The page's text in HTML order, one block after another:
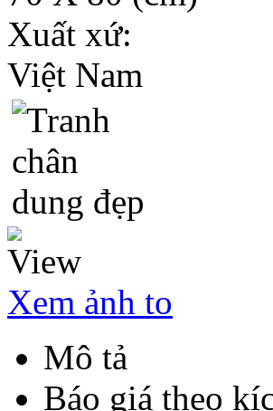
Xuất xứ:
Việt Nam
Xem ảnh to
Mô tả
Báo giá theo